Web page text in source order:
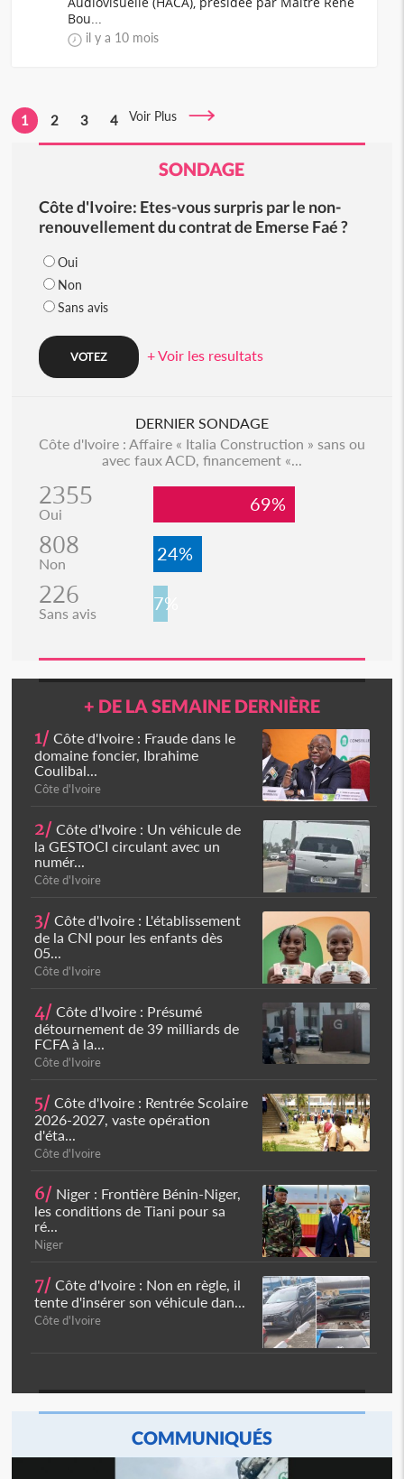
Bou...
il y a 10 mois
1 2 3 4 Voir Plus
SONDAGE
Côte d'Ivoire: Etes-vous surpris par le non-
renouvellement du contrat de Emerse Faé ?
Oui
Non
Sans avis
+ Voir les resultats
DERNIER SONDAGE
Côte d'Ivoire : Affaire « Italia Construction » sans ou
avec faux ACD, financement «...
2355
Oui 69%
808
Non 24%
226
Sans avis 7%
+ DE LA SEMAINE DERNIÈRE
1/ Côte d'Ivoire : Fraude dans le
domaine foncier, Ibrahime
Coulibal...
Côte d'Ivoire
2/ Côte d'Ivoire : Un véhicule de
la GESTOCI circulant avec un
numér...
Côte d'Ivoire
3/ Côte d'Ivoire : L'établissement
de la CNI pour les enfants dès
05...
Côte d'Ivoire
4/ Côte d'Ivoire : Présumé
détournement de 39 milliards de
FCFA à la...
Côte d'Ivoire
5/ Côte d'Ivoire : Rentrée Scolaire
2026-2027, vaste opération
d'éta...
Côte d'Ivoire
6/ Niger : Frontière Bénin-Niger,
les conditions de Tiani pour sa
ré...
Niger
7/ Côte d'Ivoire : Non en règle, il
tente d'insérer son véhicule dan...
Côte d'Ivoire
COMMUNIQUÉS